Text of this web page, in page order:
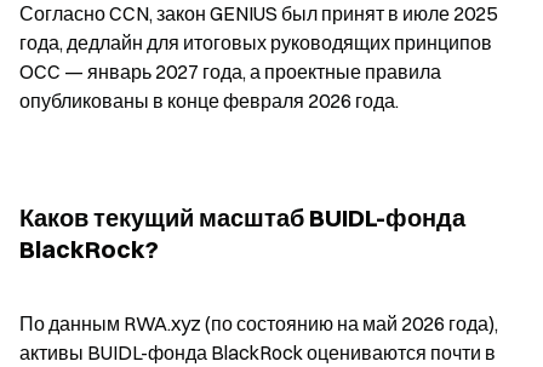
Согласно CCN, закон GENIUS был принят в июле 2025
года, дедлайн для итоговых руководящих принципов
OCC — январь 2027 года, а проектные правила
опубликованы в конце февраля 2026 года.
Каков текущий масштаб BUIDL-фонда
BlackRock?
По данным RWA.xyz (по состоянию на май 2026 года),
активы BUIDL-фонда BlackRock оцениваются почти в